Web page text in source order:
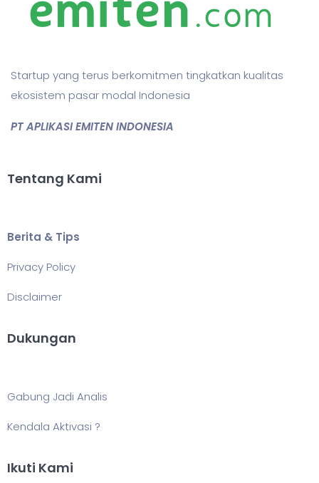
Startup yang terus berkomitmen tingkatkan kualitas
ekosistem pasar modal Indonesia
PT APLIKASI EMITEN INDONESIA
Tentang Kami
Berita & Tips
Privacy Policy
Disclaimer
Dukungan
Gabung Jadi Analis
Kendala Aktivasi ?
Ikuti Kami